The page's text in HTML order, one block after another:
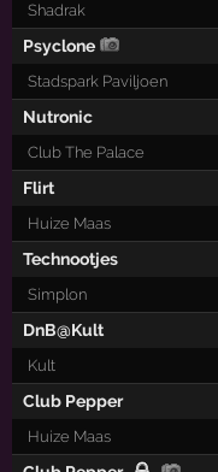
Shadrak
Psyclone
Stadspark Paviljoen
Nutronic
Club The Palace
Flirt
Huize Maas
Technootjes
Simplon
DnB@Kult
Kult
Club Pepper
Huize Maas